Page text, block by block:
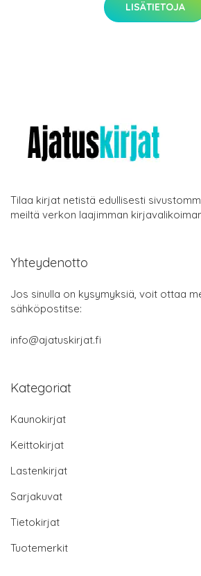
LISÄTIETOJA
Tilaa kirjat netistä edullisesti
meiltä verkon laajimman
Yhteydenotto
Jos sinulla on kysymyksiä, voit ottaa
sähköpostitse:
info@ajatuskirjat.fi
Kategoriat
Kaunokirjat
Keittokirjat
Lastenkirjat
Sarjakuvat
Tietokirjat
Tuotemerkit